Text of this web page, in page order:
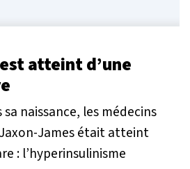
atteint d’une
naissance, les médecins
James était atteint
: l’hyperinsulinisme